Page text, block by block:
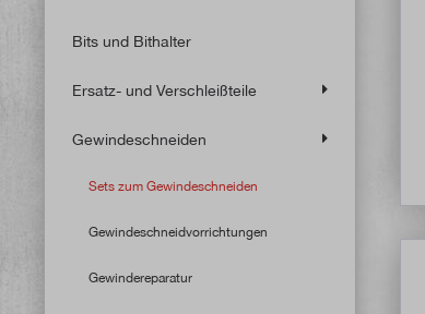
Bits und Bithalter
Ersatz- und Verschleißteile
Gewindeschneiden
Sets zum Gewindeschneiden
Gewindeschneidvorrichtungen
Gewindereparatur